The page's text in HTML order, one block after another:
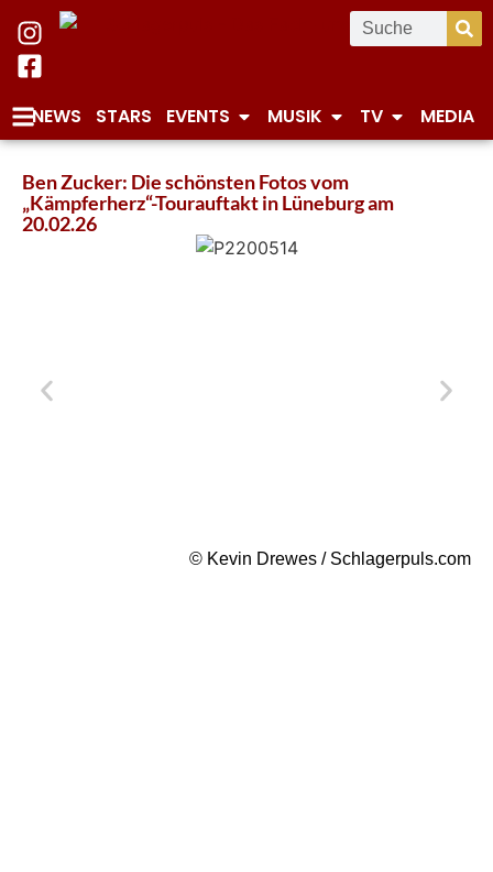
NEWS STARS EVENTS MUSIK TV MEDIA
Ben Zucker: Die schönsten Fotos vom
„Kämpferherz“-Tourauftakt in Lüneburg am
20.02.26
© Kevin Drewes / Schlagerpuls.com